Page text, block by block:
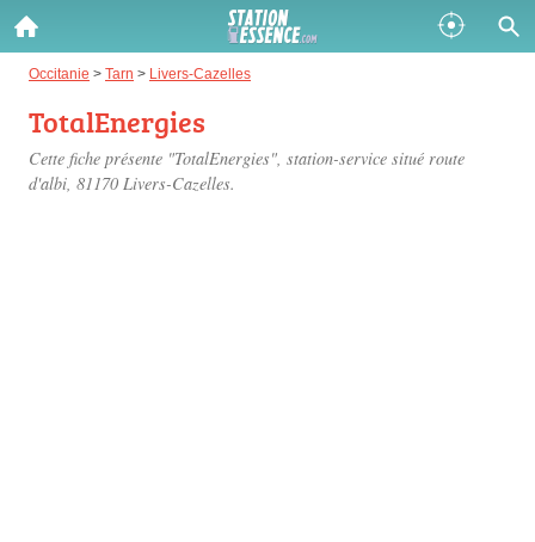
Occitanie > Tarn > Livers-Cazelles
TotalEnergies
Cette fiche présente "TotalEnergies", station-service situé route
d'albi, 81170 Livers-Cazelles.
Gazole :
Disponible
SP 98 :